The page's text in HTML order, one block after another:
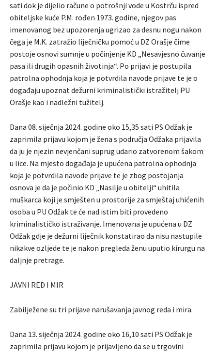
sati dok je dijelio račune o potrošnji vode u Kostrču ispred
obiteljske kuće P.M. rođen 1973. godine, njegov pas
imenovanog bez upozorenja ugrizao za desnu nogu nakon
čega je M.K. zatražio liječničku pomoć u DZ Orašje čime
postoje osnovi sumnje u počinjenje KD „Nesavjesno čuvanje
pasa ili drugih opasnih životinja“. Po prijavi je postupila
patrolna ophodnja koja je potvrdila navode prijave te je o
događaju upoznat dežurni kriminalistički istražitelj PU
Orašje kao i nadležni tužitelj.
Dana 08. siječnja 2024. godine oko 15,35 sati PS Odžak je
zaprimila prijavu kojom je žena s područja Odžaka prijavila
da ju je njezin nevjenčani suprug udario zatvorenom šakom
u lice. Na mjesto događaja je upućena patrolna ophodnja
koja je potvrdila navode prijave te je zbog postojanja
osnova je da je počinio KD „Nasilje u obitelji“ uhitila
muškarca koji je smješten u prostorije za smještaj uhićenih
osoba u PU Odžak te će nad istim biti provedeno
kriminalističko istraživanje. Imenovana je upućena u DZ
Odžak gdje je dežurni liječnik konstatirao da nisu nastupile
nikakve ozljede te je nakon pregleda ženu uputio kirurgu na
daljnje pretrage.
JAVNI RED I MIR
Zabilježene su tri prijave narušavanja javnog reda i mira.
Dana 13. siječnja 2024. godine oko 16,10 sati PS Odžak je
zaprimila prijavu kojom je prijavljeno da se u trgovini